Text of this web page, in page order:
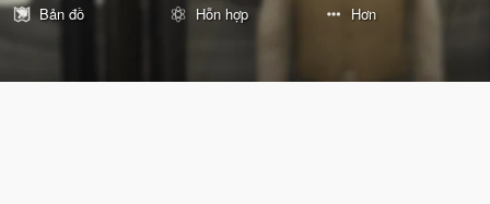
Bản đồ
Hỗn hợp Hơn